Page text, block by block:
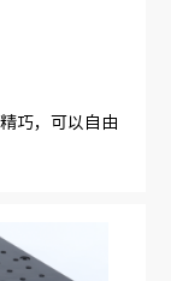
巧，可以自由